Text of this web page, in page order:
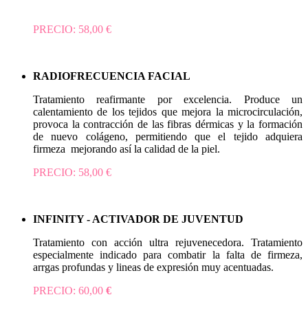
PRECIO: 58,00 €
RADIOFRECUENCIA FACIAL
Tratamiento reafirmante por excelencia. Produce un
calentamiento de los tejidos que mejora la microcirculación,
provoca la contracción de las fibras dérmicas y la formación
de nuevo colágeno, permitiendo que el tejido adquiera
firmeza mejorando así la calidad de la piel.
PRECIO: 58,00 €​​​
INFINITY - ACTIVADOR DE JUVENTUD
Tratamiento con acción ultra rejuvenecedora. Tratamiento
especialmente indicado para combatir la falta de firmeza,
arrgas profundas y lineas de expresión muy acentuadas.
PRECIO: 60,00 €